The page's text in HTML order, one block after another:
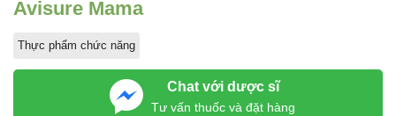
Avisure Mama
Thực phẩm chức năng
Chat với dược sĩ
Tư vấn thuốc và đặt hàng